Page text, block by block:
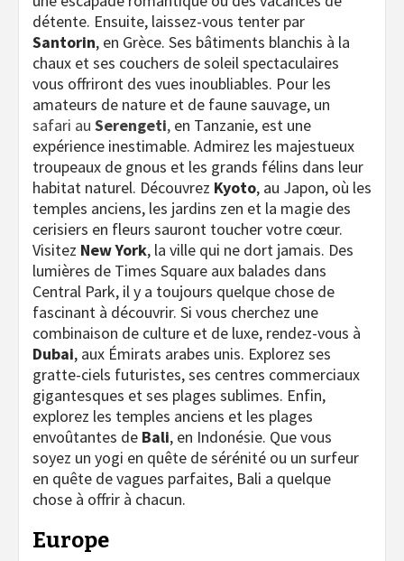
détente. Ensuite, laissez-vous tenter par
Santorin, en Grèce. Ses bâtiments blanchis à la
chaux et ses couchers de soleil spectaculaires
vous offriront des vues inoubliables. Pour les
amateurs de nature et de faune sauvage, un
safari au Serengeti, en Tanzanie, est une
expérience inestimable. Admirez les majestueux
troupeaux de gnous et les grands félins dans leur
habitat naturel. Découvrez Kyoto, au Japon, où les
temples anciens, les jardins zen et la magie des
cerisiers en fleurs sauront toucher votre cœur.
Visitez New York, la ville qui ne dort jamais. Des
lumières de Times Square aux balades dans
Central Park, il y a toujours quelque chose de
fascinant à découvrir. Si vous cherchez une
combinaison de culture et de luxe, rendez-vous à
Dubai, aux Émirats arabes unis. Explorez ses
gratte-ciels futuristes, ses centres commerciaux
gigantesques et ses plages sublimes. Enfin,
explorez les temples anciens et les plages
envoûtantes de Bali, en Indonésie. Que vous
soyez un yogi en quête de sérénité ou un surfeur
en quête de vagues parfaites, Bali a quelque
chose à offrir à chacun.
Europe